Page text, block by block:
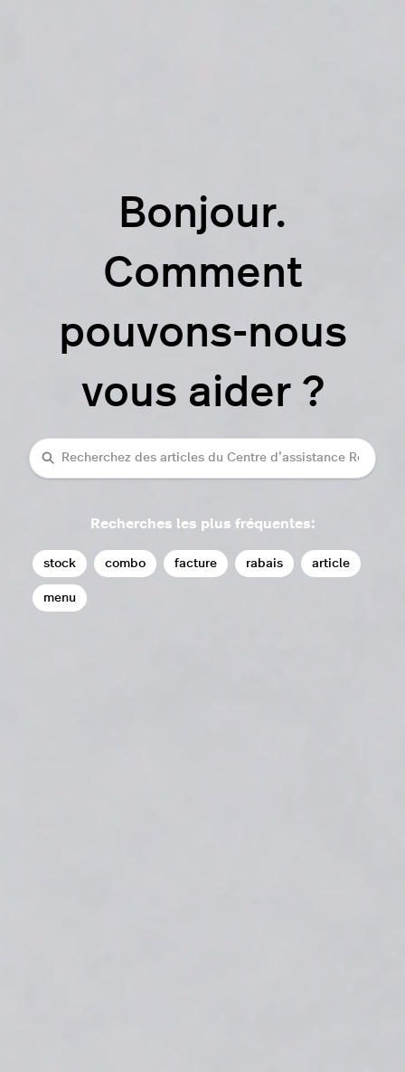
Bonjour.
Comment
pouvons-nous
vous aider ?
Recherche
Recherches les plus fréquentes:
stock combo facture rabais article
menu